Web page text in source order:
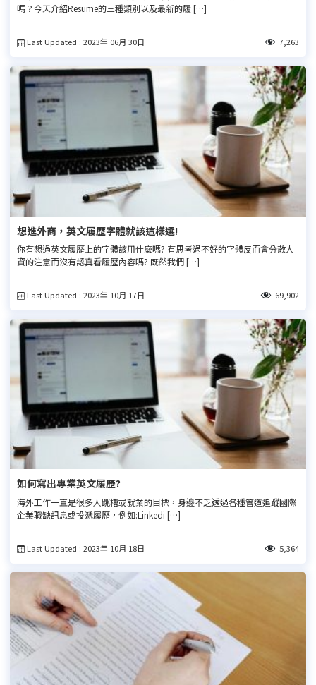
嗎？今天介紹Resume的三種類別以及最新的履 […]
Last Updated : 2023年 06月 30日 7,263
想進外商，英文履歷字體就該這樣選!
你有想過英文履歷上的字體該用什麼嗎? 有思考過不好的字體反而會分散人
資的注意而沒有認真看履歷內容嗎? 既然我們 […]
Last Updated : 2023年 10月 17日 69,902
如何寫出專業英文履歷?
海外工作一直是很多人跳槽或就業的目標，身邊不乏透過各種管道追蹤國際
企業職缺訊息或投遞履歷，例如:Linkedi […]
Last Updated : 2023年 10月 18日 5,364